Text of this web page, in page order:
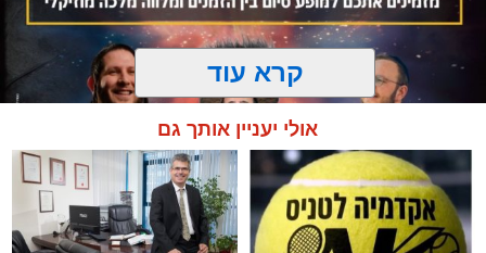
קרא עוד
אולי יעניין אותך גם